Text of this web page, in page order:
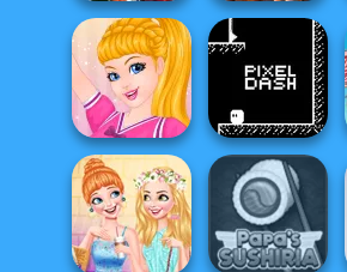
Autumn Ladies
Cozy Trends
FNAF Horror At
Super Barbie
Cheerleading
Pixel Dash